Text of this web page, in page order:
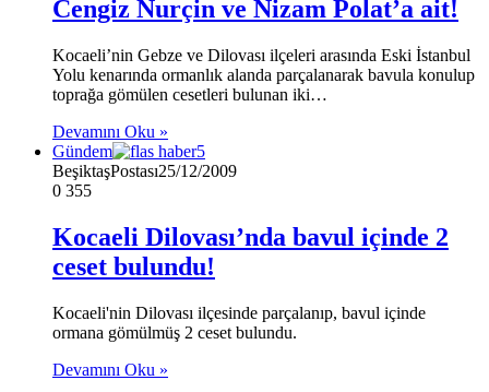
Cengiz Nurçin ve Nizam Polat’a ait!
Kocaeli’nin Gebze ve Dilovası ilçeleri arasında Eski İstanbul
Yolu kenarında ormanlık alanda parçalanarak bavula konulup
toprağa gömülen cesetleri bulunan iki…
Devamını Oku »
Gündem
BeşiktaşPostası25/12/2009
0 355
Kocaeli Dilovası’nda bavul içinde 2
ceset bulundu!
Kocaeli'nin Dilovası ilçesinde parçalanıp, bavul içinde
ormana gömülmüş 2 ceset bulundu.
Devamını Oku »